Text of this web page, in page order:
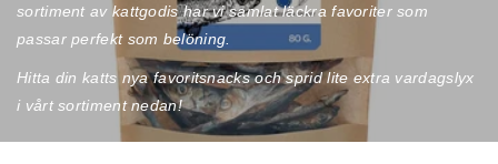
d
u
k
t
sortiment av kattgodis har vi samlat läckra favoriter som
passar perfekt som belöning.
Hitta din katts nya favoritsnacks och sprid lite extra vardagslyx
i vårt sortiment nedan!